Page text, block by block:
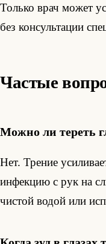
Только врач может
без консультации
Частые
Можно ли тереть
Нет. Трение
инфекцию с рук на
чистой водой или